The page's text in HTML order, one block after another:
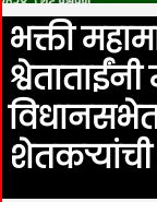
भक्ती